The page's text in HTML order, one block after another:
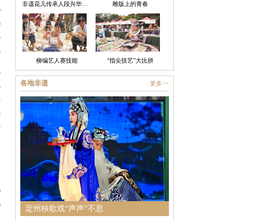
非遗花儿传承人段兴华：老腔唱进新日子 雕版上的青春
柳编艺人赛技能 “指尖技艺”大比拼
各地非遗 更多>>
定州秧歌戏“声声”不息